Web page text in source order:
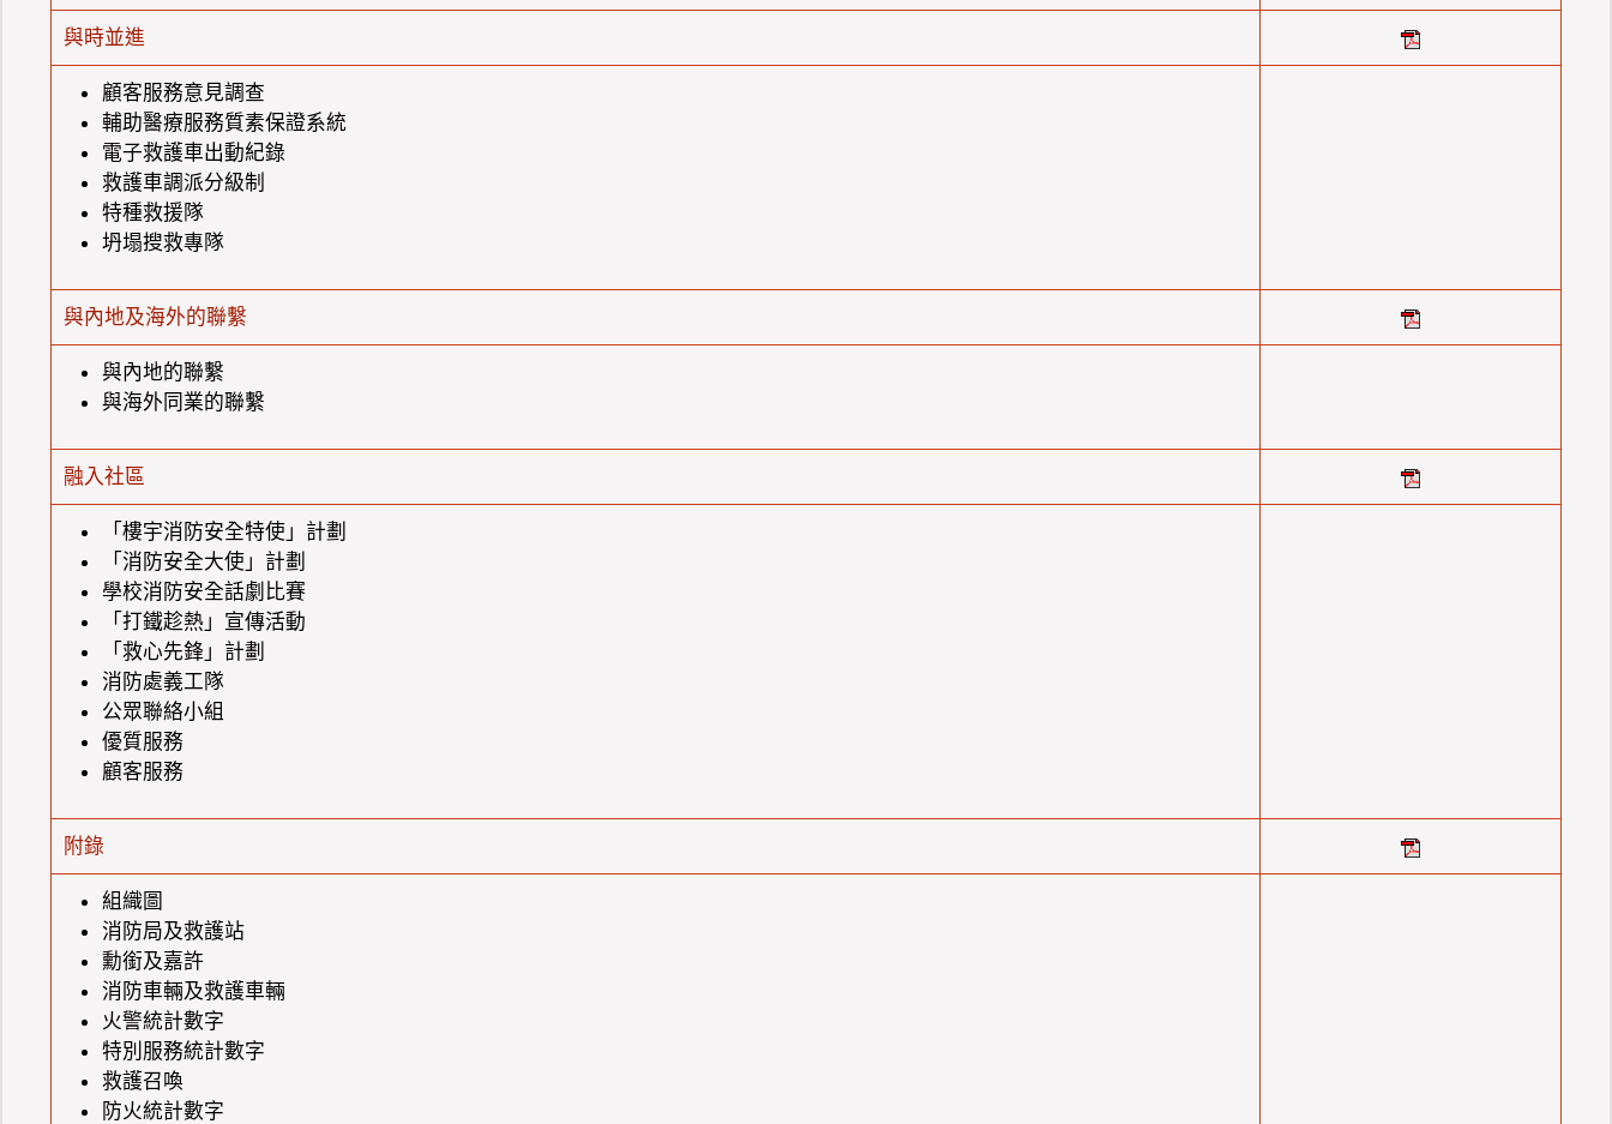
與時並進
顧客服務意見調查
輔助醫療服務質素保證系統
電子救護車出動紀錄
救護車調派分級制
特種救援隊
坍塌搜救專隊
與內地及海外的聯繫
與內地的聯繫
與海外同業的聯繫
融入社區
「樓宇消防安全特使」計劃
「消防安全大使」計劃
學校消防安全話劇比賽
「打鐵趁熱」宣傳活動
「救心先鋒」計劃
消防處義工隊
公眾聯絡小組
優質服務
顧客服務
附錄
組織圖
消防局及救護站
勳銜及嘉許
消防車輛及救護車輛
火警統計數字
特別服務統計數字
救護召喚
防火統計數字